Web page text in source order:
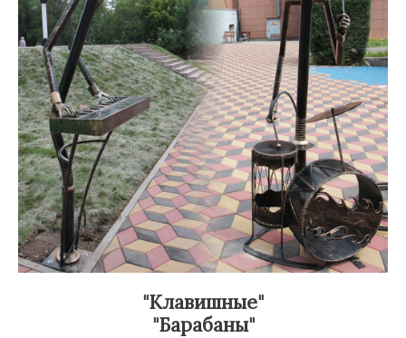
"Клавишные"
"Барабаны"